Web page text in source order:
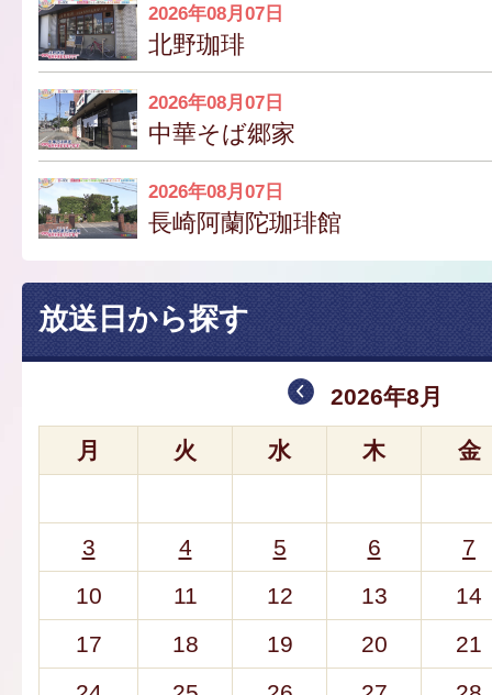
2026年08月07日
北野珈琲
2026年08月07日
中華そば郷家
2026年08月07日
長崎阿蘭陀珈琲館
放送日から探す
2026年8月
月 火 水 木 金
3 4 5 6
7
10
11 12 13
14
17
18 19 20
21